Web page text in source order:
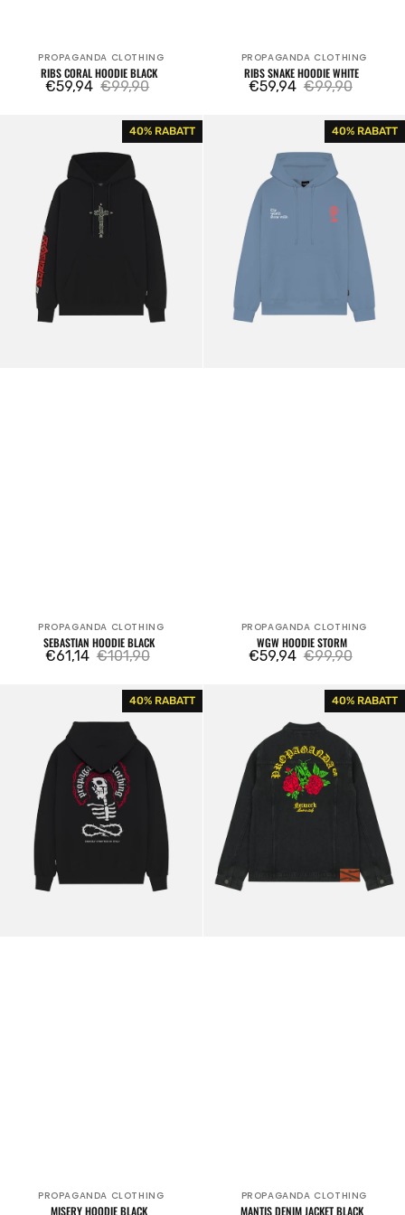
Verkäufer:
PROPAGANDA CLOTHING
RIBS CORAL HOODIE BLACK
Verkaufspreis
€59,94
Regulärer
Preis
€99,90
Verkäufer:
PROPAGANDA CLOTHING
RIBS SNAKE HOODIE WHITE
Verkaufspreis
€59,94
Regulärer
Preis
€99,90
40% RABATT
Verkäufer:
PROPAGANDA CLOTHING
SEBASTIAN HOODIE BLACK
Verkaufspreis
€61,14
Regulärer
Preis
€101,90
WGW
Hoodie
40% RABATT
Verkäufer:
PROPAGANDA CLOTHING
WGW HOODIE STORM
Verkaufspreis
€59,94
Regulärer
Preis
€99,90
40% RABATT
Verkäufer:
PROPAGANDA CLOTHING
MISERY HOODIE BLACK
Mantis
Denim
40% RABATT
Verkäufer:
PROPAGANDA CLOTHING
MANTIS DENIM JACKET BLACK